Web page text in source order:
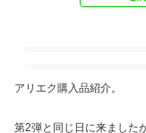
アリエク購入品紹介。
第2弾と同じ日に来ました